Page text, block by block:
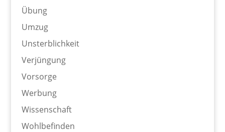
Übung
Umzug
Unsterblichkeit
Verjüngung
Vorsorge
Werbung
Wissenschaft
Wohlbefinden